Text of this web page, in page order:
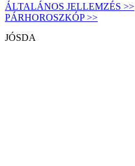
ÁLTALÁNOS JELLEMZÉS >>
PÁRHOROSZKÓP >>
JÓSDA